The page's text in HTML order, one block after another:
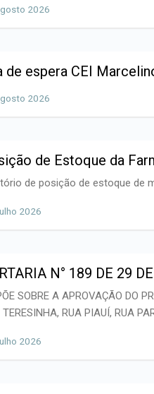
2026
de espera CEI
2026
de Estoque da
de posição de estoque de
2026
N° 189 DE 29
SOBRE A APROVAÇÃO DO
TERESINHA, RUA PIAUÍ, RUA
2026